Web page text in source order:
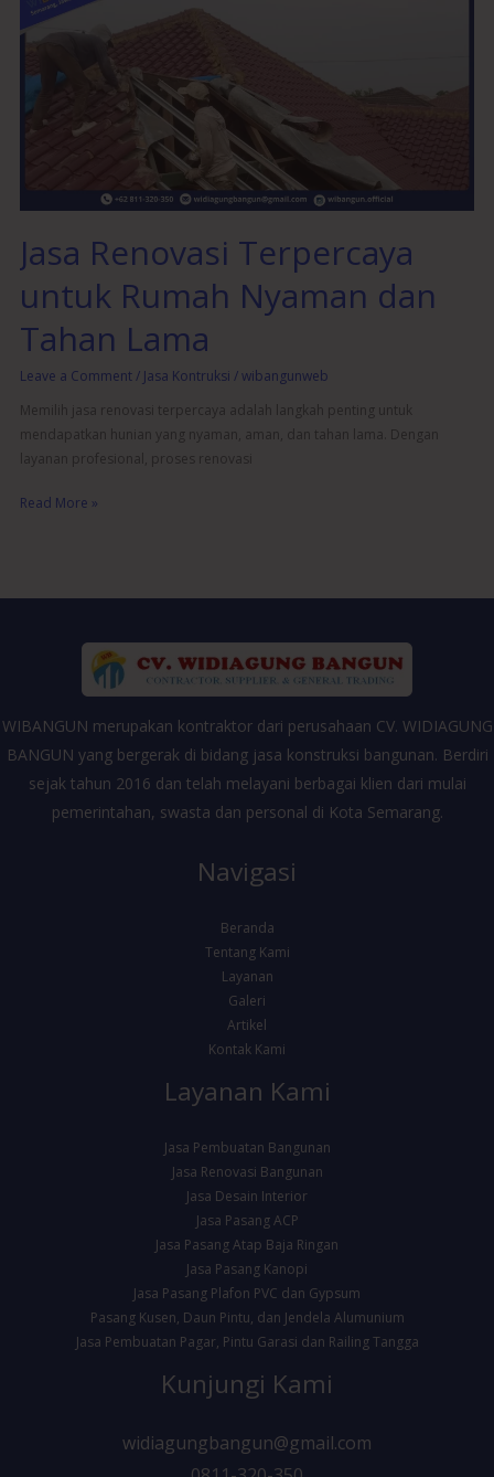
Jasa Renovasi Terpercaya
untuk Rumah Nyaman dan
Tahan Lama
Leave a Comment / Jasa Kontruksi /wibangunweb
Memilih jasa renovasi terpercaya adalah langkah penting untuk
mendapatkan hunian yang nyaman, aman, dan tahan lama. Dengan
layanan profesional, proses renovasi
Renovasi
Terpercaya
Rumah
Nyaman
Read More »
WIBANGUN merupakan kontraktor dari perusahaan CV. WIDIAGUNG
BANGUN yang bergerak di bidang jasa konstruksi bangunan. Berdiri
sejak tahun 2016 dan telah melayani berbagai klien dari mulai
pemerintahan, swasta dan personal di Kota Semarang.
Navigasi
Beranda
Tentang Kami
Layanan
Galeri
Artikel
Kontak Kami
Layanan Kami
Jasa Pembuatan Bangunan
Jasa Renovasi Bangunan
Jasa Desain Interior
Jasa Pasang ACP
Jasa Pasang Atap Baja Ringan
Jasa Pasang Kanopi
Jasa Pasang Plafon PVC dan Gypsum
Pasang Kusen, Daun Pintu, dan Jendela Alumunium
Jasa Pembuatan Pagar, Pintu Garasi dan Railing Tangga
Kunjungi Kami
widiagungbangun@gmail.com